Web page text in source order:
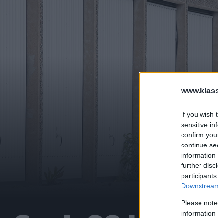
If you wish
sensitive
confirm
continue
information
further
Please
information